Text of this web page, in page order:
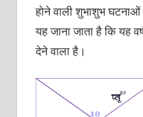
होने वाली शुभाशुभ घटनाओं
यह जाना जाता है कि यह
देने वाला है।